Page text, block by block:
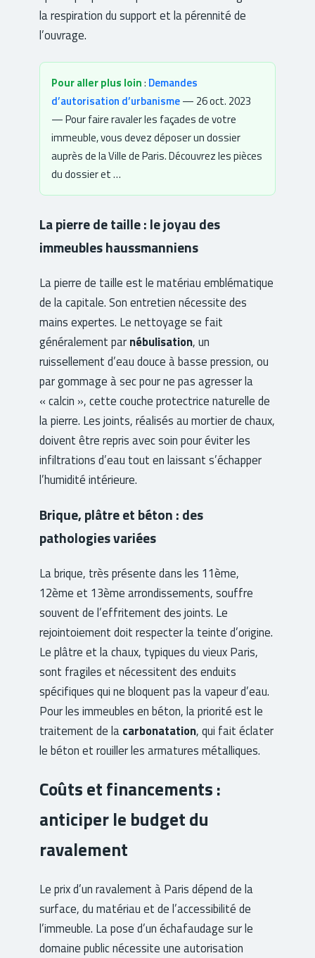
la respiration du support et la pérennité de
l’ouvrage.
Pour aller plus loin: Demandes
d’autorisation d’urbanisme— 26 oct. 2023
— Pour faire ravaler les façades de votre
immeuble, vous devez déposer un dossier
auprès de la Ville de Paris. Découvrez les pièces
du dossier et …
La pierre de taille : le joyau des
immeubles haussmanniens
La pierre de taille est le matériau emblématique
de la capitale. Son entretien nécessite des
mains expertes. Le nettoyage se fait
généralement par nébulisation, un
ruissellement d’eau douce à basse pression, ou
par gommage à sec pour ne pas agresser la
« calcin », cette couche protectrice naturelle de
la pierre. Les joints, réalisés au mortier de chaux,
doivent être repris avec soin pour éviter les
infiltrations d’eau tout en laissant s’échapper
l’humidité intérieure.
Brique, plâtre et béton : des
pathologies variées
La brique, très présente dans les 11ème,
12ème et 13ème arrondissements, souffre
souvent de l’effritement des joints. Le
rejointoiement doit respecter la teinte d’origine.
Le plâtre et la chaux, typiques du vieux Paris,
sont fragiles et nécessitent des enduits
spécifiques qui ne bloquent pas la vapeur d’eau.
Pour les immeubles en béton, la priorité est le
traitement de la carbonatation, qui fait éclater
le béton et rouiller les armatures métalliques.
Coûts et financements :
anticiper le budget du
ravalement
Le prix d’un ravalement à Paris dépend de la
surface, du matériau et de l’accessibilité de
l’immeuble. La pose d’un échafaudage sur le
domaine public nécessite une autorisation